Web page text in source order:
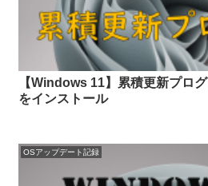
【Windows 11】累積更新プロ
をインストール
OSアップデート記録